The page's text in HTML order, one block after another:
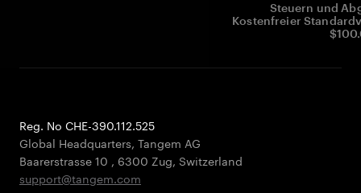
Steuern und
Kostenfreier
Reg. No CHE-390.112.525
Global Headquarters, Tangem AG
Baarerstrasse 10 , 6300 Zug, Switzerland
support@tangem.com